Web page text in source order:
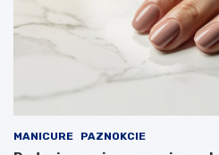
MANICURE PAZNOKCIE